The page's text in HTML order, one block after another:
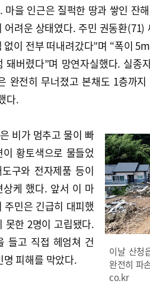
마을 인근은 질퍽한 땅과 쌓인 잔
어려운 상태였다. 주민 권동환(71)
없이 전부 떠내려갔다”며 “폭이
돼버렸다”며 망연자실했다. 실종
완전히 무너졌고 본채도 1층까
다.
이날 산청
완전히 파
co.kr
비가 멈추고 물이 빠
황토색으로 물들었
구와 전자제품 등이
케 했다. 앞서 이 마
민은 긴급히 대피했
못한 2명이 고립됐다.
들고 직접 헤엄쳐 건
명 피해를 막았다.